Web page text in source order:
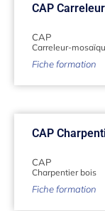
CAP
CAP
Carreleur-
Fiche formation
CAP
CAP
Charpentier bois
Fiche formation